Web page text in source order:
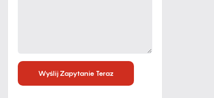
Wyślij Zapytanie Teraz